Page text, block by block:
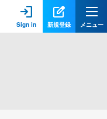
Sign in 新規登録 メニュー